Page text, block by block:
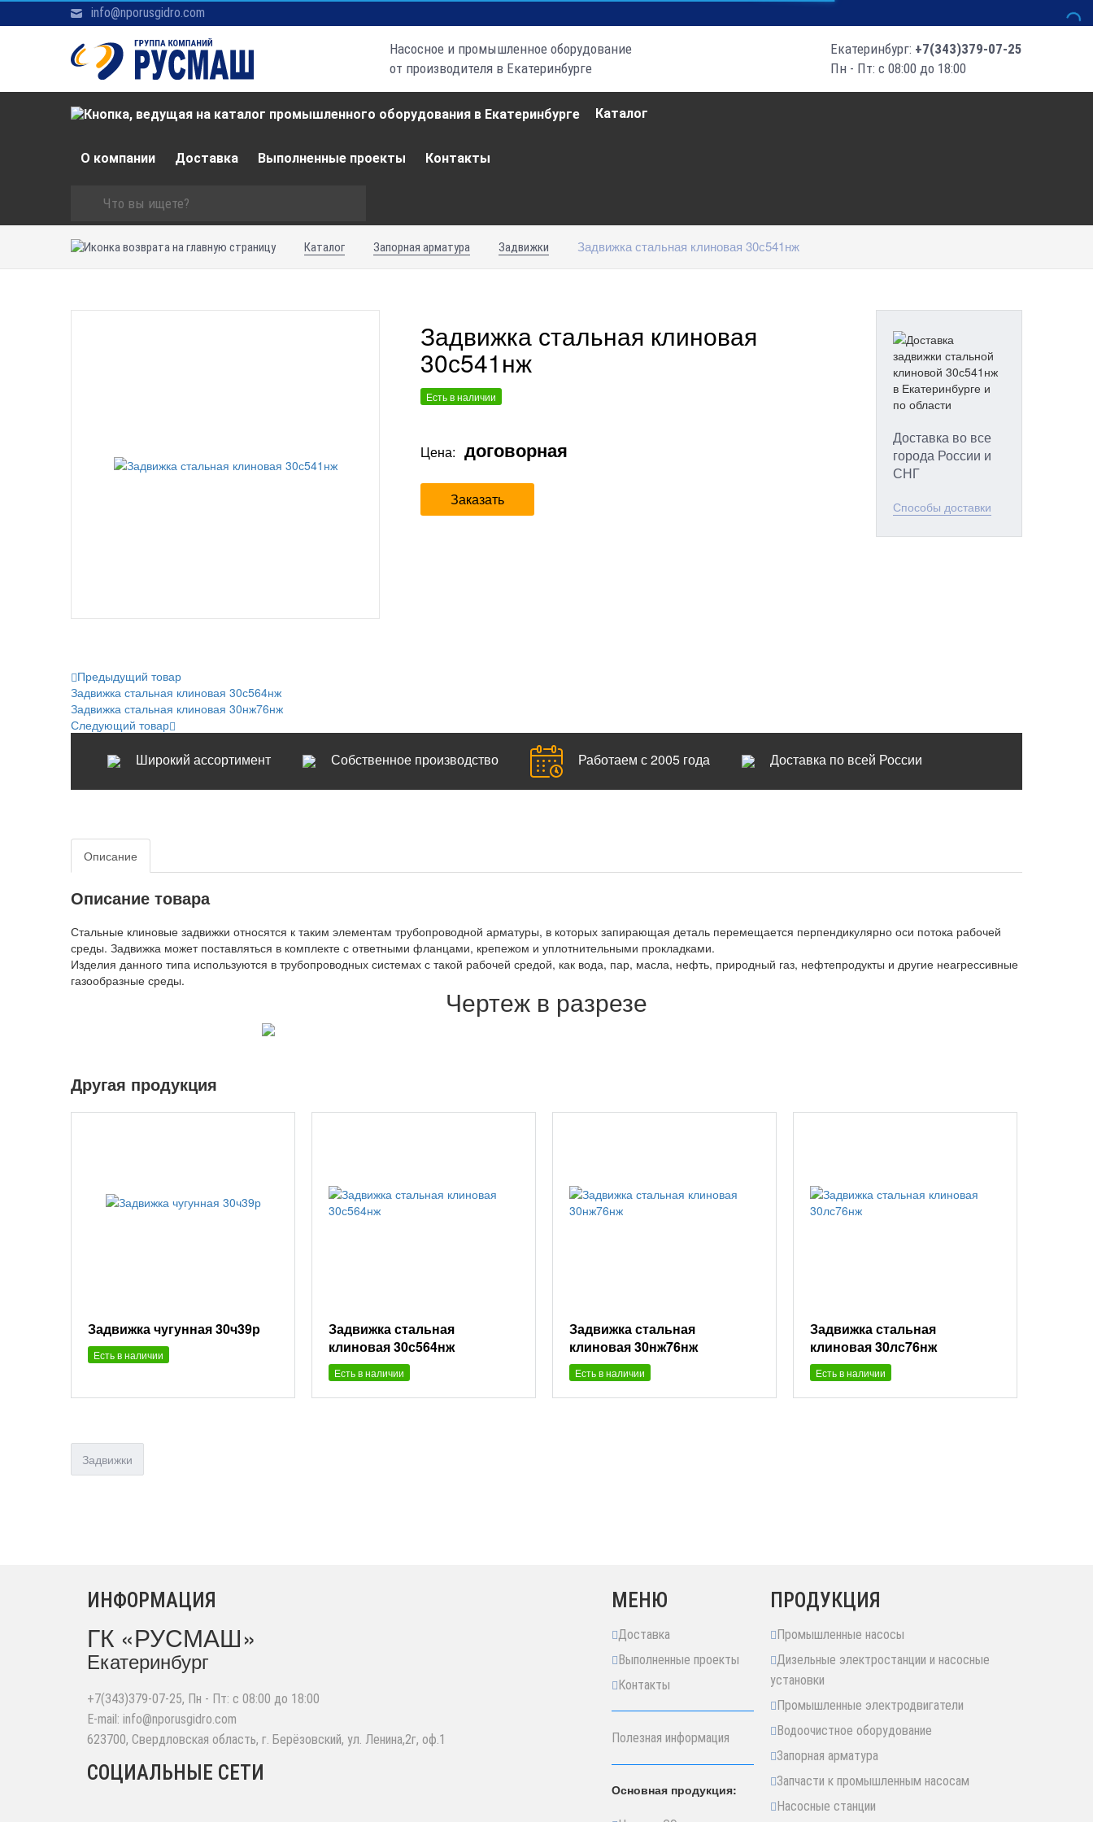
info@nporusgidro.com
Насосное и промышленное оборудование
от производителя в Екатеринбурге
Екатеринбург: +7(343)379-07-25
Пн - Пт: с 08:00 до 18:00
Каталог
О компании Доставка Выполненные проекты Контакты
Каталог Запорная арматура Задвижки Задвижка стальная клиновая 30с541нж
Задвижка стальная клиновая
30с541нж
Есть в наличии
Цена: договорная
Заказать
Доставка во все
города России и
СНГ
Способы доставки
Предыдущий товар
Задвижка стальная клиновая 30с564нж
Задвижка стальная клиновая 30нж76нж
Следующий товар
Широкий ассортимент Собственное производство Работаем с 2005 года Доставка по всей России
Описание
Описание товара
Стальные клиновые задвижки относятся к таким элементам трубопроводной арматуры, в которых запирающая деталь перемещается перпендикулярно оси потока рабочей
среды. Задвижка может поставляться в комплекте с ответными фланцами, крепежом и уплотнительными прокладками.
Изделия данного типа используются в трубопроводных системах с такой рабочей средой, как вода, пар, масла, нефть, природный газ, нефтепродукты и другие неагрессивные
газообразные среды.
Чертеж в разрезе
Другая продукция
Задвижка чугунная 30ч39р
Есть в наличии
Задвижка стальная
клиновая 30с564нж
Есть в наличии
Задвижка стальная
клиновая 30нж76нж
Есть в наличии
Задвижка стальная
клиновая 30лс76нж
Есть в наличии
Задвижки
ИНФОРМАЦИЯ
ГК «РУСМАШ»
Екатеринбург
+7(343)379-07-25, Пн - Пт: с 08:00 до 18:00
E-mail: info@nporusgidro.com
623700, Свердловская область, г. Берёзовский, ул. Ленина,2г, оф.1
СОЦИАЛЬНЫЕ СЕТИ
МЕНЮ
Доставка
Выполненные проекты
Контакты
Полезная информация
Основная продукция:
ПРОДУКЦИЯ
Промышленные насосы
Дизельные электростанции и насосные
установки
Промышленные электродвигатели
Водоочистное оборудование
Запорная арматура
Запчасти к промышленным насосам
Насосные станции